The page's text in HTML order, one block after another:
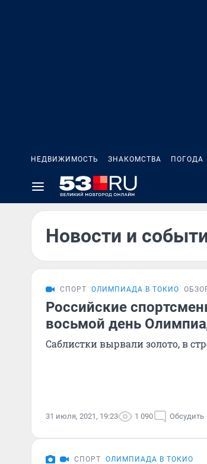
НЕДВИЖИМОСТЬ ЗНАКОМСТВА ПОГОДА
Новости и
СПОРТ ОЛИМПИАДА В ТОКИО
Российские
восьмой день
Саблистки вырвали золото, в
31 июля, 2021, 19:23 1 090 Обсудить
СПОРТ ОЛИМПИАДА В ТОКИО